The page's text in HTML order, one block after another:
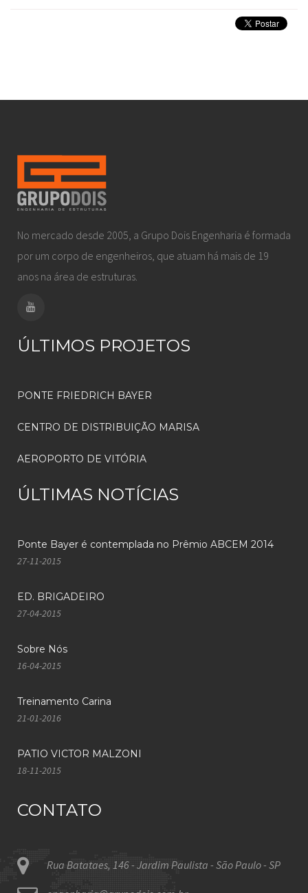
No mercado desde 2005, a Grupo Dois Engenharia é formada
por um corpo de engenheiros, que atuam há mais de 19
anos na área de estruturas.
ÚLTIMOS PROJETOS
PONTE FRIEDRICH BAYER
CENTRO DE DISTRIBUIÇÃO MARISA
AEROPORTO DE VITÓRIA
ÚLTIMAS NOTÍCIAS
Ponte Bayer é contemplada no Prêmio ABCEM 2014
27-11-2015
ED. BRIGADEIRO
27-04-2015
Sobre Nós
16-04-2015
Treinamento Carina
21-01-2016
PATIO VICTOR MALZONI
18-11-2015
CONTATO
Rua Batataes, 146 - Jardim Paulista - São Paulo - SP